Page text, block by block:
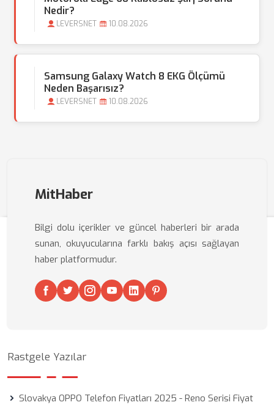
Nedir?
LEVERSNET 10.08.2026
Samsung Galaxy Watch 8 EKG Ölçümü
Neden Başarısız?
LEVERSNET 10.08.2026
MitHaber
Bilgi dolu içerikler ve güncel haberleri bir arada
sunan, okuyucularına farklı bakış açısı sağlayan
haber platformudur.
Rastgele Yazılar
Slovakya OPPO Telefon Fiyatları 2025 - Reno Serisi Fiyat